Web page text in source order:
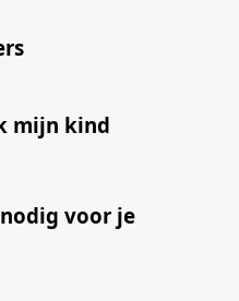
mijn kind
voor je